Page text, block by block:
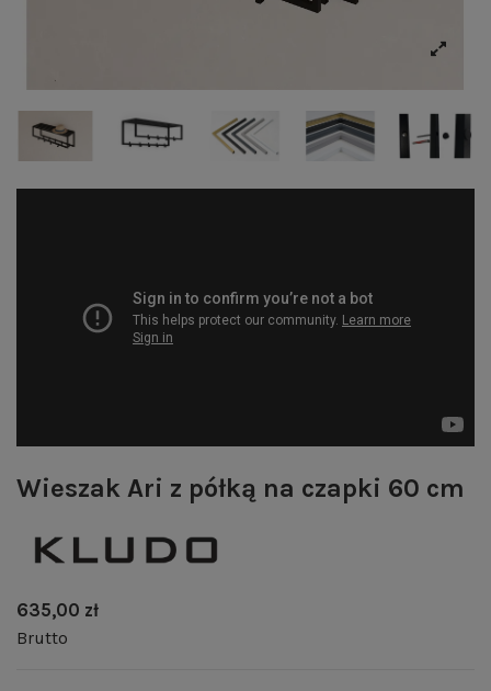
Wieszak Ari z półką na czapki 60 cm
635,00 zł
Brutto